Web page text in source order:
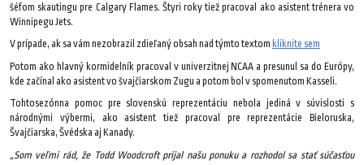
šéfom skautingu pre Calgary Flames. Štyri roky tiež pracoval ako asistent trénera vo
Winnipegu Jets.
V prípade, ak sa vám nezobrazil zdieľaný obsah nad týmto textom kliknite sem
Potom ako hlavný kormidelník pracoval v univerzitnej NCAA a presunul sa do Európy,
kde začínal ako asistent vo švajčiarskom Zugu a potom bol v spomenutom Kasseli.
Tohtosezónna pomoc pre slovenskú reprezentáciu nebola jediná v súvislosti s
národnými výbermi, ako asistent tiež pracoval pre reprezentácie Bieloruska,
Švajčiarska, Švédska aj Kanady.
„Som veľmi rád, že Todd Woodcroft prijal našu ponuku a rozhodol sa stať súčasťou